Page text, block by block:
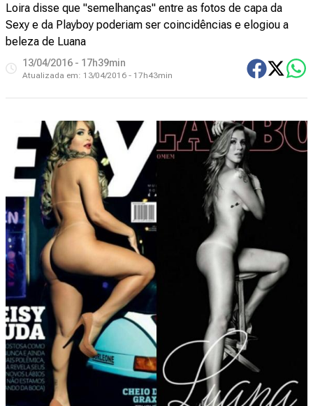
Loira disse que "semelhanças" entre as fotos de capa da
Sexy e da Playboy poderiam ser coincidências e elogiou a
beleza de Luana
13/04/2016 - 17h39min
Atualizada em: 13/04/2016 - 17h43min